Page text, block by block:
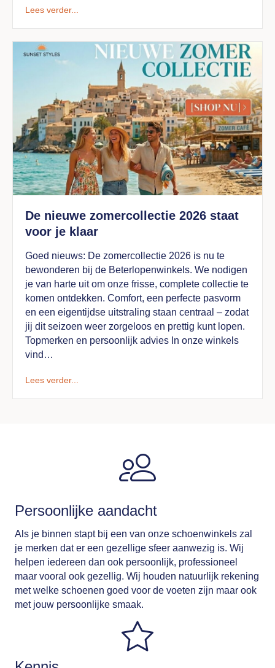
Lees verder...
De nieuwe zomercollectie 2026 staat
voor je klaar
Goed nieuws: De zomercollectie 2026 is nu te
bewonderen bij de Beterlopenwinkels. We nodigen
je van harte uit om onze frisse, complete collectie te
komen ontdekken. Comfort, een perfecte pasvorm
en een eigentijdse uitstraling staan centraal – zodat
jij dit seizoen weer zorgeloos en prettig kunt lopen.
Topmerken en persoonlijk advies In onze winkels
vind…
Lees verder...
Persoonlijke aandacht
Als je binnen stapt bij een van onze schoenwinkels zal
je merken dat er een gezellige sfeer aanwezig is. Wij
helpen iedereen dan ook persoonlijk, professioneel
maar vooral ook gezellig. Wij houden natuurlijk rekening
met welke schoenen goed voor de voeten zijn maar ook
met jouw persoonlijke smaak.